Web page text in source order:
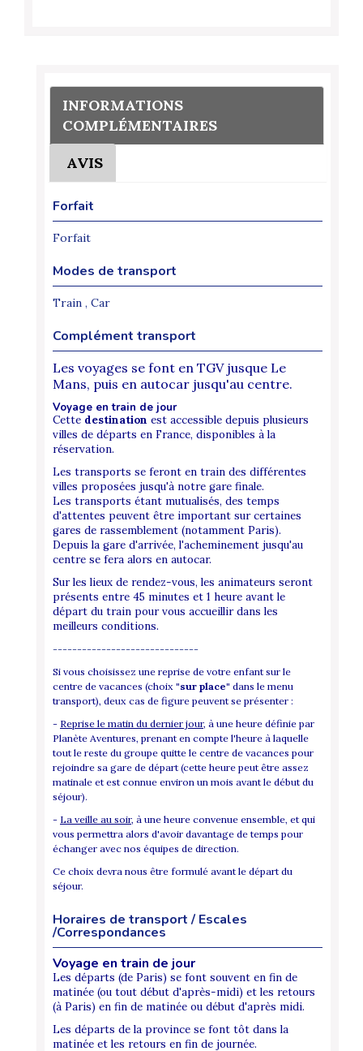
INFORMATIONS
COMPLÉMENTAIRES
AVIS
Forfait
Forfait
Modes de transport
Train , Car
Complément transport
Les voyages se font en TGV jusque Le
Mans, puis en autocar jusqu'au centre.
Voyage en train de jour
Cette destination est accessible depuis plusieurs
villes de départs en France, disponibles à la
réservation.
Les transports se feront en train des différentes
villes proposées jusqu'à notre gare finale.
Les transports étant mutualisés, des temps
d'attentes peuvent être important sur certaines
gares de rassemblement (notamment Paris).
Depuis la gare d'arrivée, l'acheminement jusqu'au
centre se fera alors en autocar.
Sur les lieux de rendez-vous, les animateurs seront
présents entre 45 minutes et 1 heure avant le
départ du train pour vous accueillir dans les
meilleurs conditions.
------------------------------
Si vous choisissez une reprise de votre enfant sur le
centre de vacances (choix "sur place" dans le menu
transport), deux cas de figure peuvent se présenter :
- Reprise le matin du dernier jour, à une heure définie par
Planète Aventures, prenant en compte l'heure à laquelle
tout le reste du groupe quitte le centre de vacances pour
rejoindre sa gare de départ (cette heure peut être assez
matinale et est connue environ un mois avant le début du
séjour).
- La veille au soir, à une heure convenue ensemble, et qui
vous permettra alors d'avoir davantage de temps pour
échanger avec nos équipes de direction.
Ce choix devra nous être formulé avant le départ du
séjour.
Horaires de transport / Escales
/Correspondances
Voyage en train de jour
Les départs (de Paris) se font souvent en fin de
matinée (ou tout début d'après-midi) et les retours
(à Paris) en fin de matinée ou début d'après midi.
Les départs de la province se font tôt dans la
matinée et les retours en fin de journée.